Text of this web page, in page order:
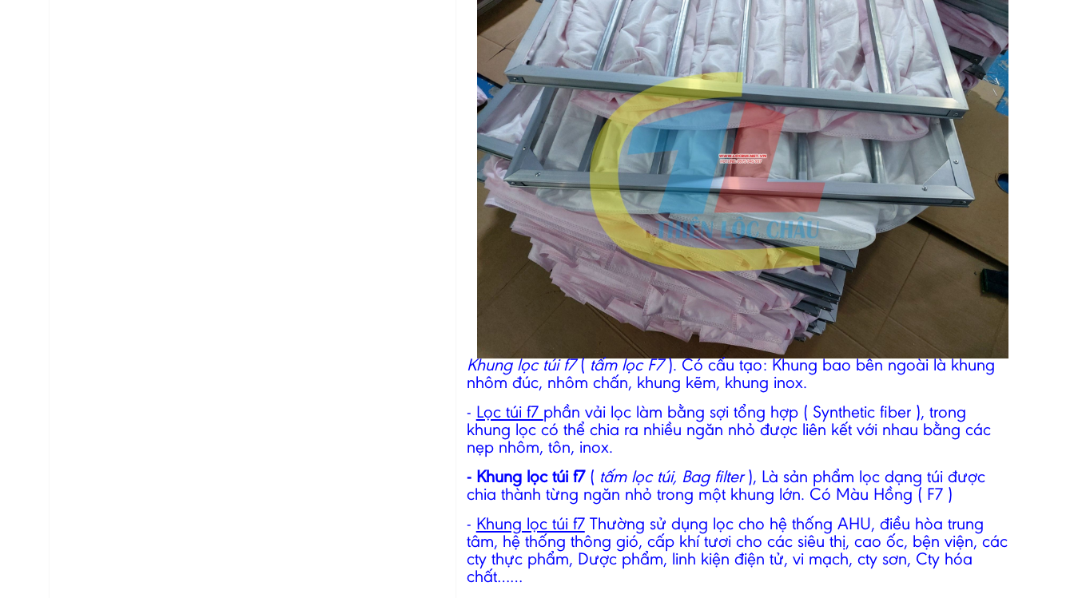
Khung lọc túi f7( tấm lọc F7). Có cấu tạo: Khung bao bên ngoài là khung
nhôm đúc, nhôm chấn, khung kẽm, khung inox.
- Lọc túi f7 phần vải lọc làm bằng sợi tổng hợp ( Synthetic fiber ), trong
khung lọc có thể chia ra nhiều ngăn nhỏ được liên kết với nhau bằng các
nẹp nhôm, tôn, inox.
- Khung lọc túi f7( tấm lọc túi, Bag filter), Là sản phẩm lọc dạng túi được
chia thành từng ngăn nhỏ trong một khung lớn. Có Màu Hồng ( F7 )
- Khung lọc túi f7Thường sử dụng lọc cho hệ thống AHU, điều hòa trung
tâm, hệ thống thông gió, cấp khí tươi cho các siêu thị, cao ốc, bện viện, các
cty thực phẩm, Dược phẩm, linh kiện điện tử, vi mạch, cty sơn, Cty hóa
chất……